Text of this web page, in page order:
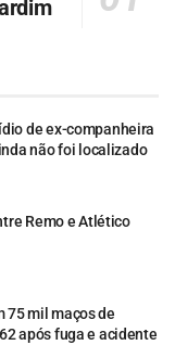
de ex-companheira
não foi localizado
Remo e Atlético
75 mil maços de
após fuga e acidente